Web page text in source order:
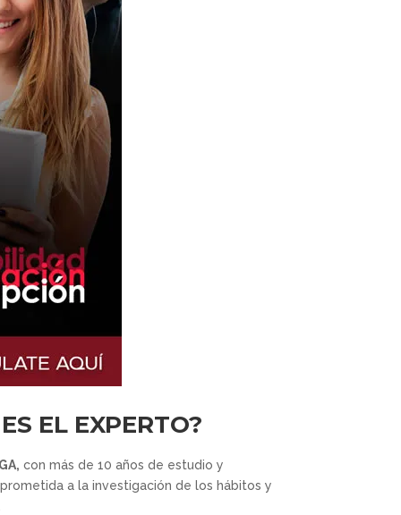
EL EXPERTO?
con más de 10 años de estudio y
a la investigación de los hábitos y